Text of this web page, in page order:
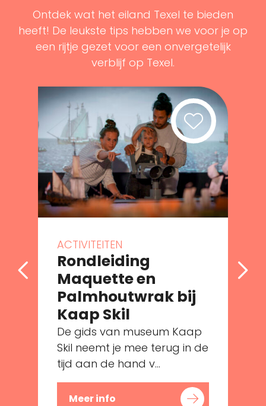
Ontdek wat het eiland Texel te bieden
heeft! De leukste tips hebben we voor je op
een rijtje gezet voor een onvergetelijk
verblijf op Texel.
ACTIVITEITEN
Rondleiding
Maquette en
Palmhoutwrak bij
Kaap Skil
De gids van museum Kaap
Skil neemt je mee terug in de
tijd aan de hand v...
Meer info